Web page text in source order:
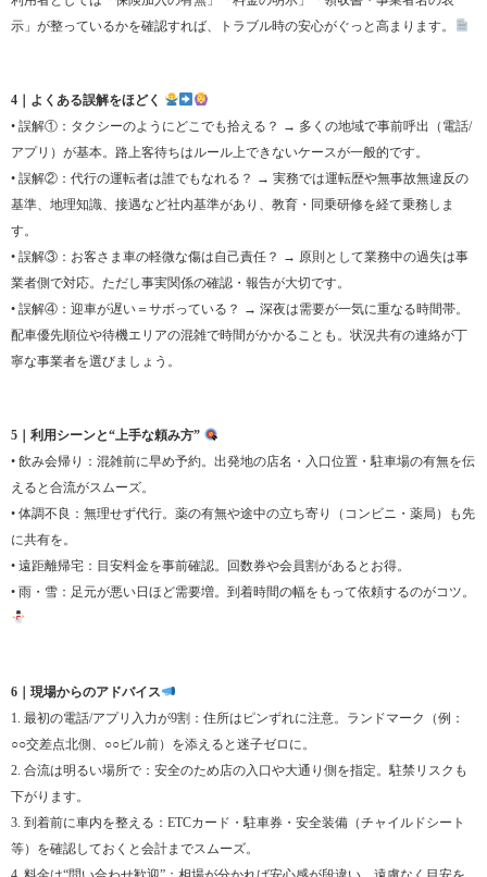
示」が整っているかを確認すれば、トラブル時の安心がぐっと高まります。
4｜よくある誤解をほどく
• 誤解①：タクシーのようにどこでも拾える？ → 多くの地域で事前呼出（電話/
アプリ）が基本。路上客待ちはルール上できないケースが一般的です。
• 誤解②：代行の運転者は誰でもなれる？ → 実務では運転歴や無事故無違反の
基準、地理知識、接遇など社内基準があり、教育・同乗研修を経て乗務しま
す。
• 誤解③：お客さま車の軽微な傷は自己責任？ → 原則として業務中の過失は事
業者側で対応。ただし事実関係の確認・報告が大切です。
• 誤解④：迎車が遅い＝サボっている？ → 深夜は需要が一気に重なる時間帯。
配車優先順位や待機エリアの混雑で時間がかかることも。状況共有の連絡が丁
寧な事業者を選びましょう。
5｜利用シーンと“上手な頼み方”
• 飲み会帰り：混雑前に早め予約。出発地の店名・入口位置・駐車場の有無を伝
えると合流がスムーズ。
• 体調不良：無理せず代行。薬の有無や途中の立ち寄り（コンビニ・薬局）も先
に共有を。
• 遠距離帰宅：目安料金を事前確認。回数券や会員割があるとお得。
• 雨・雪：足元が悪い日ほど需要増。到着時間の幅をもって依頼するのがコツ。
6｜現場からのアドバイス
1. 最初の電話/アプリ入力が9割：住所はピンずれに注意。ランドマーク（例：
○○交差点北側、○○ビル前）を添えると迷子ゼロに。
2. 合流は明るい場所で：安全のため店の入口や大通り側を指定。駐禁リスクも
下がります。
3. 到着前に車内を整える：ETCカード・駐車券・安全装備（チャイルドシート
等）を確認しておくと会計までスムーズ。